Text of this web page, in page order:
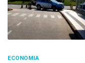
ECONOMIA